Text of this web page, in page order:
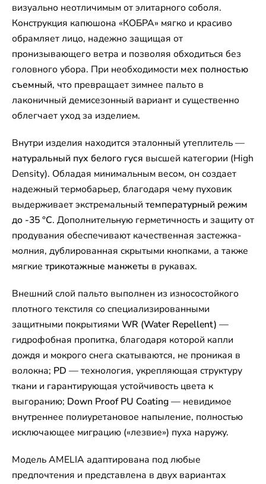
визуально неотличимым от элитарного соболя.
Конструкция капюшона «КОБРА» мягко и красиво
обрамляет лицо, надежно защищая от
пронизывающего ветра и позволяя обходиться без
головного убора. При необходимости мех полностью
съемный, что превращает зимнее пальто в
лаконичный демисезонный вариант и существенно
облегчает уход за изделием.
Внутри изделия находится эталонный утеплитель —
натуральный пух белого гуся высшей категории (High
Density). Обладая минимальным весом, он создает
надежный термобарьер, благодаря чему пуховик
выдерживает экстремальный температурный режим
до -35 °C. Дополнительную герметичность и защиту от
продувания обеспечивают качественная застежка-
молния, дублированная скрытыми кнопками, а также
мягкие трикотажные манжеты в рукавах.
Внешний слой пальто выполнен из износостойкого
плотного текстиля со специализированными
защитными покрытиями WR (Water Repellent) —
гидрофобная пропитка, благодаря которой капли
дождя и мокрого снега скатываются, не проникая в
волокна; PD — технология, укрепляющая структуру
ткани и гарантирующая устойчивость цвета к
выгоранию; Down Proof PU Coating— невидимое
внутреннее полиуретановое напыление, полностью
исключающее миграцию («лезвие») пуха наружу.
Модель AMELIA адаптирована под любые
предпочтения и представлена в двух вариантах